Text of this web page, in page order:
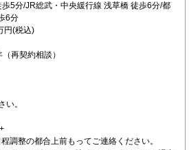
5分/JR総武・中央緩行線 浅草橋 徒歩6分/都
6分
円(税込)
（再契約相談）
い。
調整の都合上前もってご連絡ください。